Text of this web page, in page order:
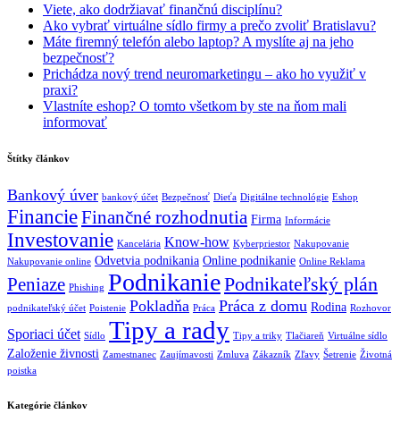
Viete, ako dodržiavať finančnú disciplínu?
Ako vybrať virtuálne sídlo firmy a prečo zvoliť Bratislavu?
Máte firemný telefón alebo laptop? A myslíte aj na jeho
bezpečnosť?
Prichádza nový trend neuromarketingu – ako ho využiť v
praxi?
Vlastníte eshop? O tomto všetkom by ste na ňom mali
informovať
Štítky článkov
Bankový úver bankový účet Bezpečnosť Dieťa Digitálne technológie Eshop
FinancieFinančné rozhodnutia Firma Informácie
Investovanie Kancelária Know-how Kyberpriestor Nakupovanie
Nakupovanie online Odvetvia podnikania Online podnikanie Online Reklama
Peniaze Phishing PodnikaniePodnikateľský plán
podnikateľský účet Poistenie Pokladňa Práca Práca z domu Rodina Rozhovor
Sporiaci účet Sídlo Tipy a rady Tipy a triky Tlačiareň Virtuálne sídlo
Založenie živnosti Zamestnanec Zaujímavosti Zmluva Zákazník Zľavy Šetrenie Životná
poistka
Kategórie článkov